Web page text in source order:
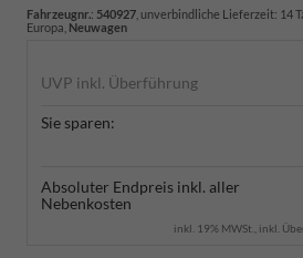
Fahrzeugnr.: 540927 , unverbindliche Lieferzeit: 14
Europa, Neuwagen
UVP inkl. Überführung
Sie sparen:
Absoluter Endpreis inkl. aller
Nebenkosten
inkl. 19% MWSt., inkl.